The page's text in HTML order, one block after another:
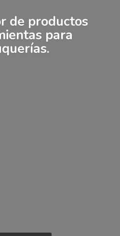
de productos
para